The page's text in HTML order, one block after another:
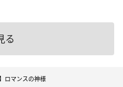
る
ロマンスの神様